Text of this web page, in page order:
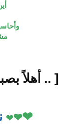
[ .. أهلاً
❤
❤
❤